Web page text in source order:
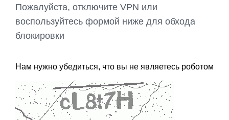
Пожалуйста, отключите VPN или
воспользуйтесь формой ниже для обхода
блокировки
Нам нужно убедиться, что вы не являетесь роботом